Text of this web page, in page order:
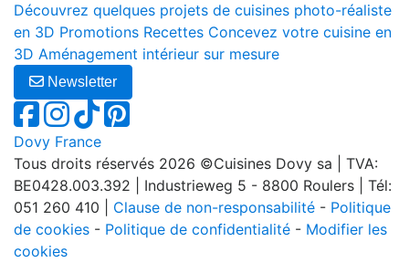
Découvrez quelques projets de cuisines photo-réaliste
en 3D Promotions Recettes Concevez votre cuisine en
3D Aménagement intérieur sur mesure
Newsletter
Dovy France
Tous droits réservés 2026 ©Cuisines Dovy sa | TVA:
BE0428.003.392 | Industrieweg 5 - 8800 Roulers | Tél:
051 260 410 | Clause de non-responsabilité - Politique
de cookies - Politique de confidentialité - Modifier les
cookies